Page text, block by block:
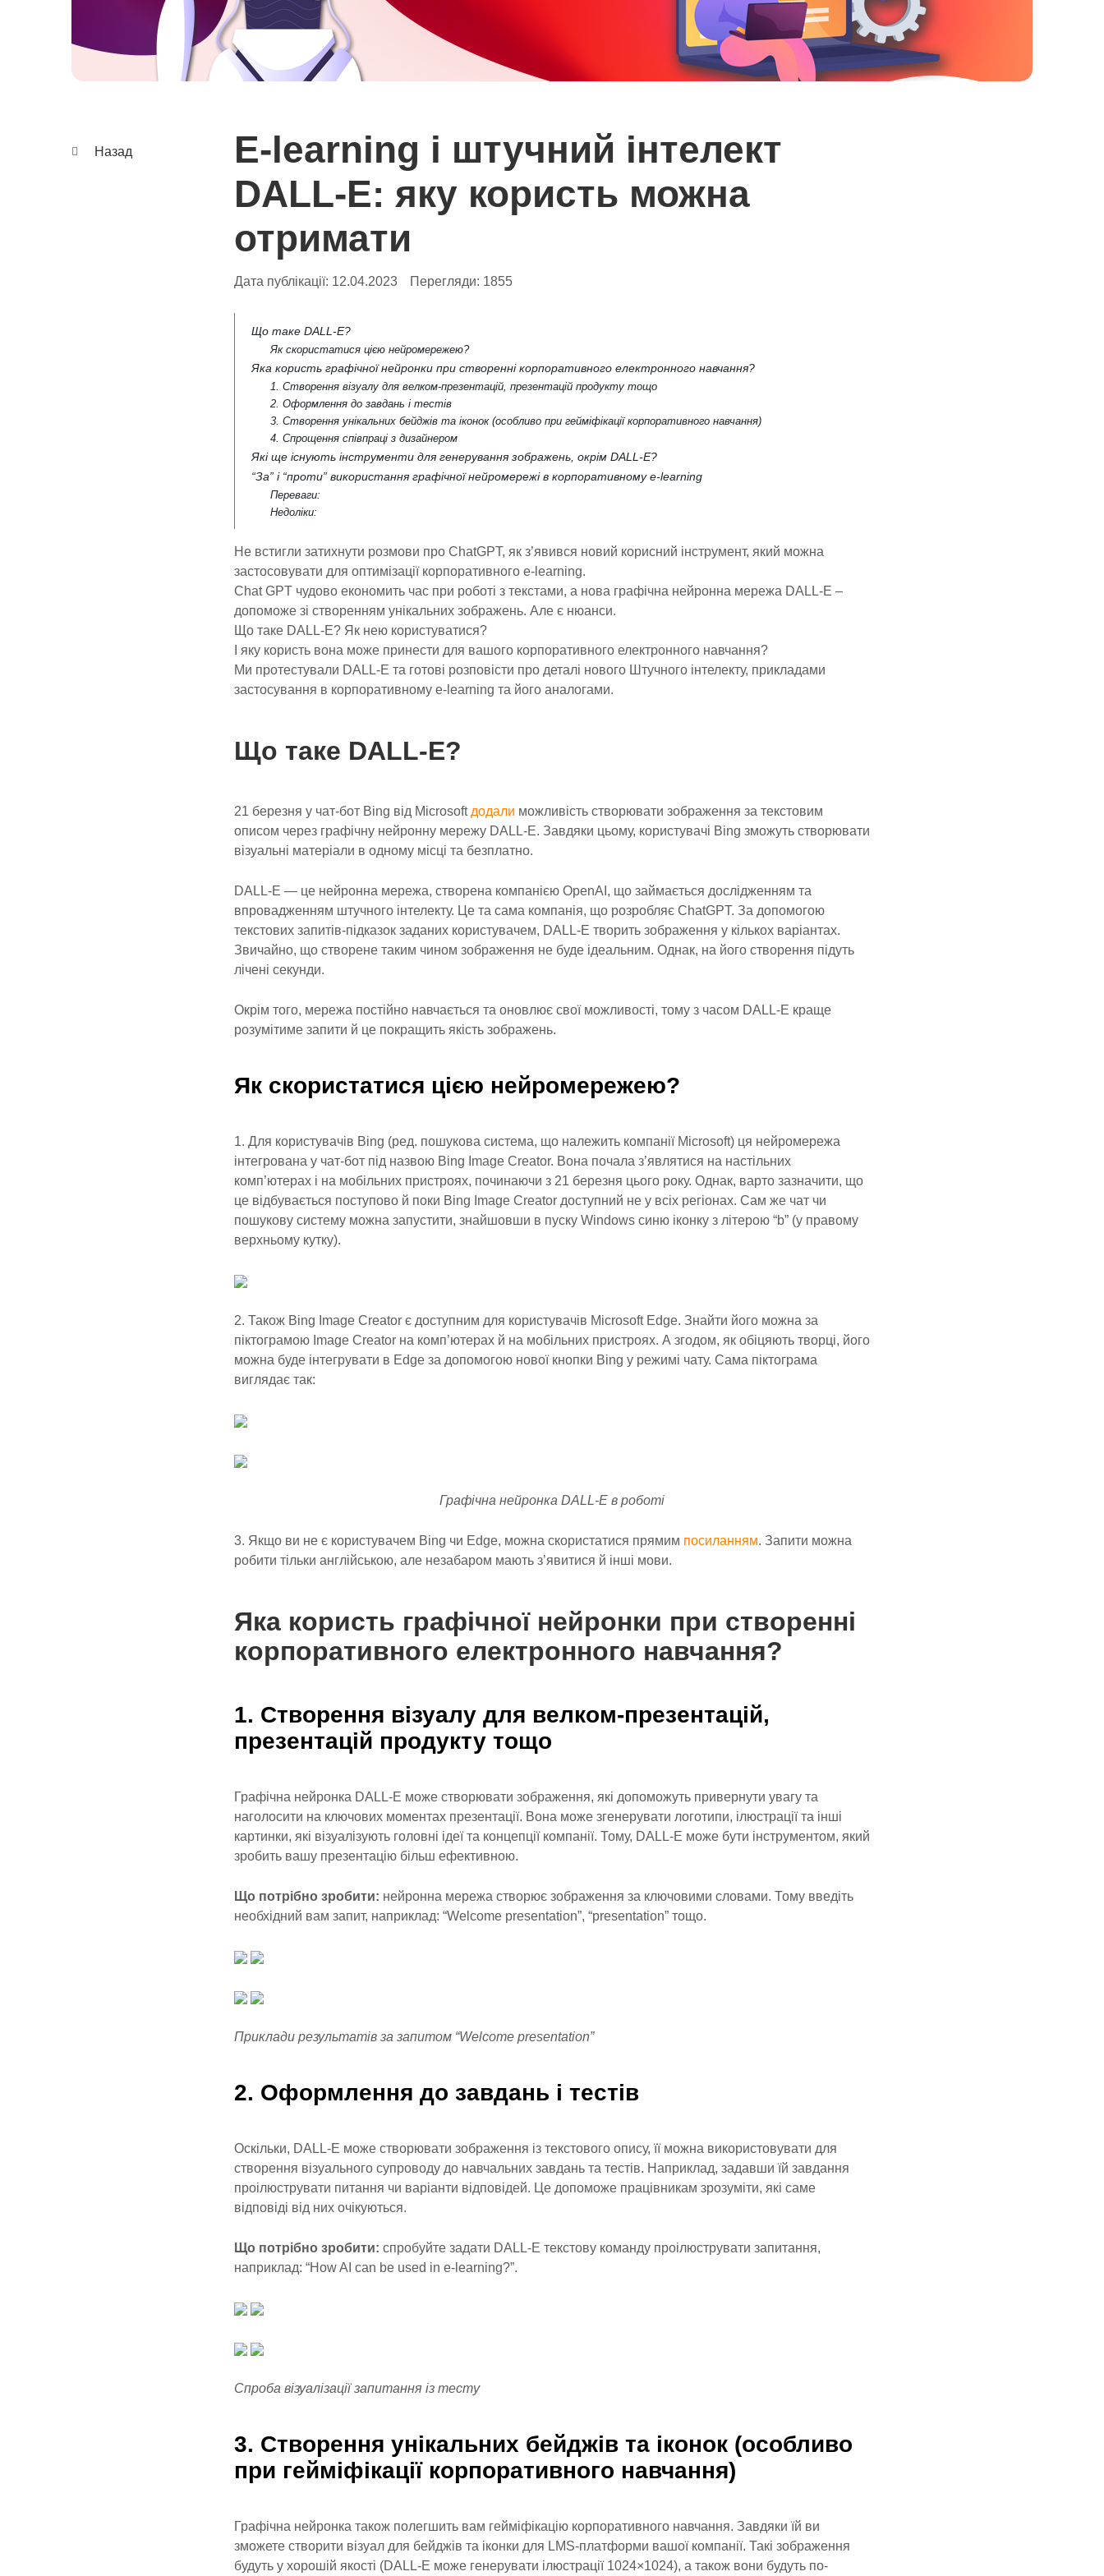
Назад
E-learning і штучний інтелект
DALL-E: яку користь можна
отримати
Дата публікації: 12.04.2023 Перегляди: 1855
Що таке DALL-E?
Як скористатися цією нейромережею?
Яка користь графічної нейронки при створенні корпоративного електронного навчання?
1. Створення візуалу для велком-презентацій, презентацій продукту тощо
2. Оформлення до завдань і тестів
3. Створення унікальних бейджів та іконок (особливо при гейміфікації корпоративного навчання)
4. Спрощення співпраці з дизайнером
Які ще існують інструменти для генерування зображень, окрім DALL-E?
“За” і “проти” використання графічної нейромережі в корпоративному e-learning
Переваги:
Недоліки:
Не встигли затихнути розмови про ChatGPT, як з’явився новий корисний інструмент, який можна
застосовувати для оптимізації корпоративного e-learning.
Chat GPT чудово економить час при роботі з текстами, а нова графічна нейронна мережа DALL-E –
допоможе зі створенням унікальних зображень. Але є нюанси.
Що таке DALL-E? Як нею користуватися?
І яку користь вона може принести для вашого корпоративного електронного навчання?
Ми протестували DALL-E та готові розповісти про деталі нового Штучного інтелекту, прикладами
застосування в корпоративному e-learning та його аналогами.
Що таке DALL-E?
21 березня у чат-бот Bing від Microsoft додали можливість створювати зображення за текстовим
описом через графічну нейронну мережу DALL-E. Завдяки цьому, користувачі Bing зможуть створювати
візуальні матеріали в одному місці та безплатно.
DALL-E — це нейронна мережа, створена компанією OpenAI, що займається дослідженням та
впровадженням штучного інтелекту. Це та сама компанія, що розробляє ChatGPT. За допомогою
текстових запитів-підказок заданих користувачем, DALL-E творить зображення у кількох варіантах.
Звичайно, що створене таким чином зображення не буде ідеальним. Однак, на його створення підуть
лічені секунди.
Окрім того, мережа постійно навчається та оновлює свої можливості, тому з часом DALL-E краще
розумітиме запити й це покращить якість зображень.
Як скористатися цією нейромережею?
1. Для користувачів Bing (ред. пошукова система, що належить компанії Microsoft) ця нейромережа
інтегрована у чат-бот під назвою Bing Image Creator. Вона почала з’являтися на настільних
комп’ютерах і на мобільних пристроях, починаючи з 21 березня цього року. Однак, варто зазначити, що
це відбувається поступово й поки Bing Image Creator доступний не у всіх регіонах. Сам же чат чи
пошукову систему можна запустити, знайшовши в пуску Windows синю іконку з літерою “b” (у правому
верхньому кутку).
2. Також Bing Image Creator є доступним для користувачів Microsoft Edge. Знайти його можна за
піктограмою Image Creator на комп’ютерах й на мобільних пристроях. А згодом, як обіцяють творці, його
можна буде інтегрувати в Edge за допомогою нової кнопки Bing у режимі чату. Сама піктограма
виглядає так:
Графічна нейронка DALL-E в роботі
3. Якщо ви не є користувачем Bing чи Edge, можна скористатися прямим посиланням. Запити можна
робити тільки англійською, але незабаром мають з’явитися й інші мови.
Яка користь графічної нейронки при створенні
корпоративного електронного навчання?
1. Створення візуалу для велком-презентацій,
презентацій продукту тощо
Графічна нейронка DALL-E може створювати зображення, які допоможуть привернути увагу та
наголосити на ключових моментах презентації. Вона може згенерувати логотипи, ілюстрації та інші
картинки, які візуалізують головні ідеї та концепції компанії. Тому, DALL-E може бути інструментом, який
зробить вашу презентацію більш ефективною.
Що потрібно зробити: нейронна мережа створює зображення за ключовими словами. Тому введіть
необхідний вам запит, наприклад: “Welcome presentation”, “presentation” тощо.
Приклади результатів за запитом “Welcome presentation”
2. Оформлення до завдань і тестів
Оскільки, DALL-E може створювати зображення із текстового опису, її можна використовувати для
створення візуального супроводу до навчальних завдань та тестів. Наприклад, задавши їй завдання
проілюструвати питання чи варіанти відповідей. Це допоможе працівникам зрозуміти, які саме
відповіді від них очікуються.
Що потрібно зробити: спробуйте задати DALL-E текстову команду проілюструвати запитання,
наприклад: “How AI can be used in e-learning?”.
Спроба візуалізації запитання із тесту
3. Створення унікальних бейджів та іконок (особливо
при гейміфікації корпоративного навчання)
Графічна нейронка також полегшить вам гейміфікацію корпоративного навчання. Завдяки їй ви
зможете створити візуал для бейджів та іконки для LMS-платформи вашої компанії. Такі зображення
будуть у хорошій якості (DALL-E може генерувати ілюстрації 1024×1024), а також вони будуть по-